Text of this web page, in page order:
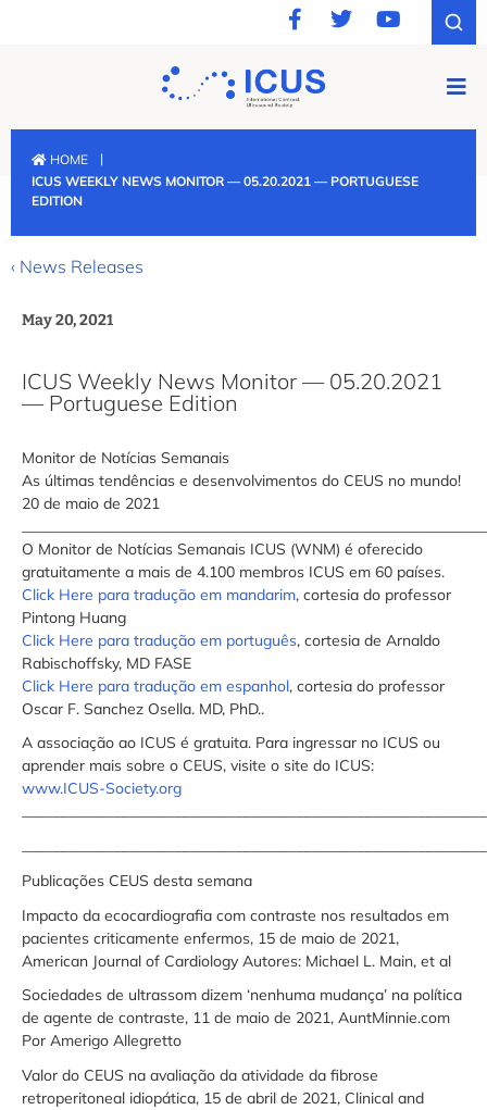
HOME
|
ICUS WEEKLY NEWS MONITOR — 05.20.2021 — PORTUGUESE
EDITION
‹ News Releases
May 20, 2021
ICUS Weekly News Monitor — 05.20.2021
— Portuguese Edition
Monitor de Notícias Semanais
As últimas tendências e desenvolvimentos do CEUS no mundo!
20 de maio de 2021
O Monitor de Notícias Semanais ICUS (WNM) é oferecido
gratuitamente a mais de 4.100 membros ICUS em 60 países.
Click Here para tradução em mandarim, cortesia do professor
Pintong Huang
Click Here para tradução em português, cortesia de Arnaldo
Rabischoffsky, MD FASE
Click Here para tradução em espanhol, cortesia do professor
Oscar F. Sanchez Osella. MD, PhD..
A associação ao ICUS é gratuita. Para ingressar no ICUS ou
aprender mais sobre o CEUS, visite o site do ICUS:
www.ICUS-Society.org
Publicações CEUS desta semana
Impacto da ecocardiografia com contraste nos resultados em
pacientes criticamente enfermos, 15 de maio de 2021,
American Journal of Cardiology Autores: Michael L. Main, et al
Sociedades de ultrassom dizem ‘nenhuma mudança’ na política
de agente de contraste, 11 de maio de 2021, AuntMinnie.com
Por Amerigo Allegretto
Valor do CEUS na avaliação da atividade da fibrose
retroperitoneal idiopática, 15 de abril de 2021, Clinical and